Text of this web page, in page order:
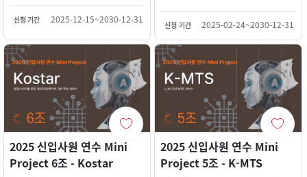
신청 기간 2025-12-15~2030-12-31
신청 기간 2025-02-24~2030-12-31
2025 신입사원 연수 Mini
Project 6조 - Kostar
2025 신입사원 연수 Mini
Project 5조 - K-MTS